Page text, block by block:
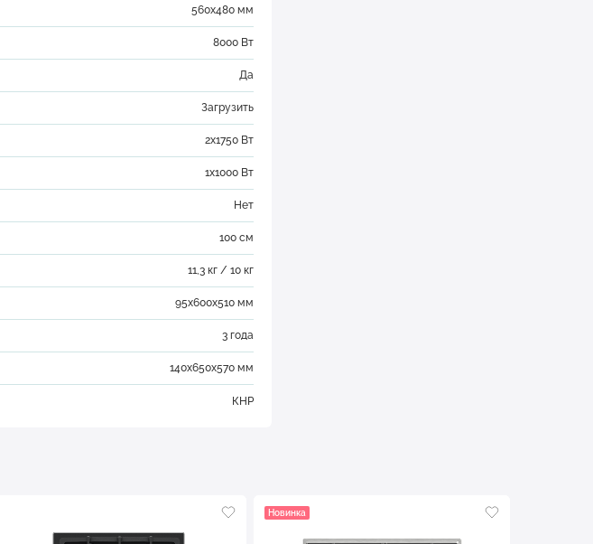
560х480 мм
8000 Вт
Да
Загрузить
2x1750 Вт
1х1000 Вт
Нет
100 см
11,3 кг / 10 кг
95х600х510 мм
3 года
140х650х570 мм
КНР
Новинка